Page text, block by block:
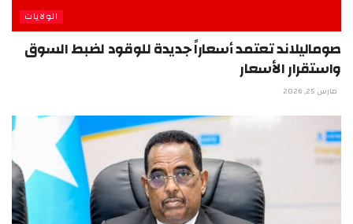
الولايات
صوماليلاند تعتمد أسعاراً جديدة للوقود لضبط السوق
واستقرار الأسعار
مارس 25, 2026